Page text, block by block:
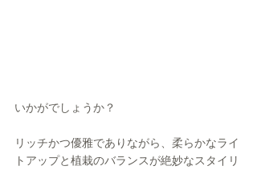
いかがでしょうか？
リッチかつ優雅でありながら、柔らかなライ
トアップと植栽のバランスが絶妙なスタイリ